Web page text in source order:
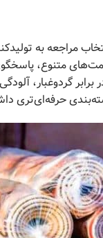
مراجعه به
متنوع،
برابر گردوغبار،
حرفه‌ای‌تری